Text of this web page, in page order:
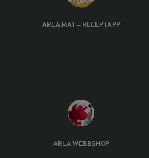
ARLA MAT – RECEPTAPP
ARLA WEBBSHOP